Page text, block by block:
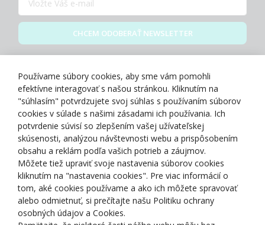
CHCEM ODOBERAŤ NEWSLETTER
O NÁS
NAKUPOVANIE
ZÁKAZNÍCKA ZÓNA
Používame súbory cookies, aby sme vám pomohli
efektívne interagovať s našou stránkou. Kliknutím na
"súhlasím" potvrdzujete svoj súhlas s používaním súborov
cookies v súlade s našimi zásadami ich používania. Ich
potvrdenie súvisí so zlepšením vašej užívateľskej
skúsenosti, analýzou návštevnosti webu a prispôsobením
obsahu a reklám podľa vašich potrieb a záujmov.
Môžete tiež upraviť svoje nastavenia súborov cookies
kliknutím na "nastavenia cookies". Pre viac informácií o
tom, aké cookies používame a ako ich môžete spravovať
alebo odmietnuť, si prečítajte našu Politiku ochrany
osobných údajov a Cookies.